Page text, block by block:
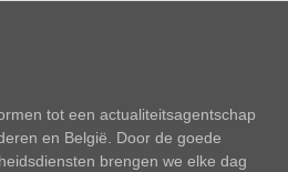
tot een actualiteitsagentschap
en België. Door de goede
brengen we elke dag